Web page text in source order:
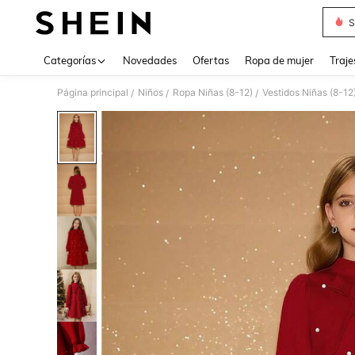
Categorías Novedades Ofertas Ropa de mujer
Página principal / Niños / Ropa Niñas (8-12) / Vestidos Niñas (8-12)